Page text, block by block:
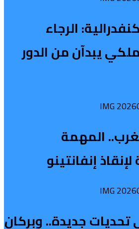
الرجاء
يبدآن من الدور
المهمة
إنفانتينو
تحديات جديدة.. وبركان